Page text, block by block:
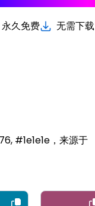
永久免费 无需下载
#1e1e1e，来源于